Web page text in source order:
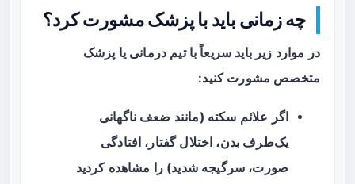
چه زمانی باید با پزشک مشورت کرد؟
در موارد زیر باید سریعاً با تیم درمانی یا پزشک
متخصص مشورت کنید:
اگر علائم سکته (مانند ضعف ناگهانی
یک‌طرف بدن، اختلال گفتار، افتادگی
صورت، سرگیجه شدید) را مشاهده کردید